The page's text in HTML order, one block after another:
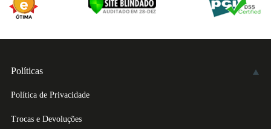
Políticas
Política de Privacidade
Trocas e Devoluções